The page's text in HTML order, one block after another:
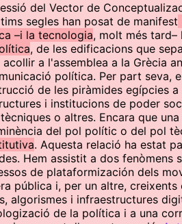
del Vector de
segles han posat de manifest
–i la tecnologia, molt més tard–
, de les edificacions que
acollir a l'assemblea a la Grècia
política. Per part seva,
de les piràmides egípcies
i institucions de poder
o altres. Encara que
del pol polític o del pol
. Aquesta relació ha estat
Hem assistit a dos fenòmens
de plataformización dels
pública i, per un altre,
algorismes i infraestructures
de la política i a una